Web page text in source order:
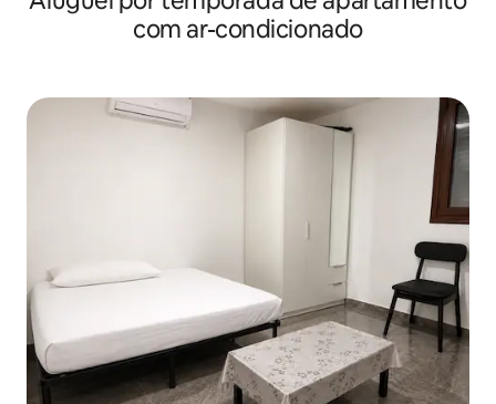
com ar-condicionado